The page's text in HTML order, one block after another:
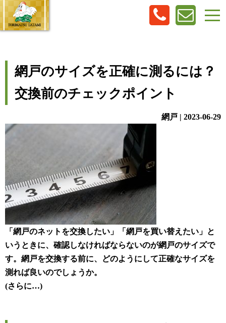
網戸のサイズを正確に測るには？
交換前のチェックポイント
網戸 | 2023-06-29
「網戸のネットを交換したい」「網戸を買い替えたい」と
いうときに、確認しなければならないのが網戸のサイズで
す。網戸を交換する前に、どのようにして正確なサイズを
測れば良いのでしょうか。
(さらに…)